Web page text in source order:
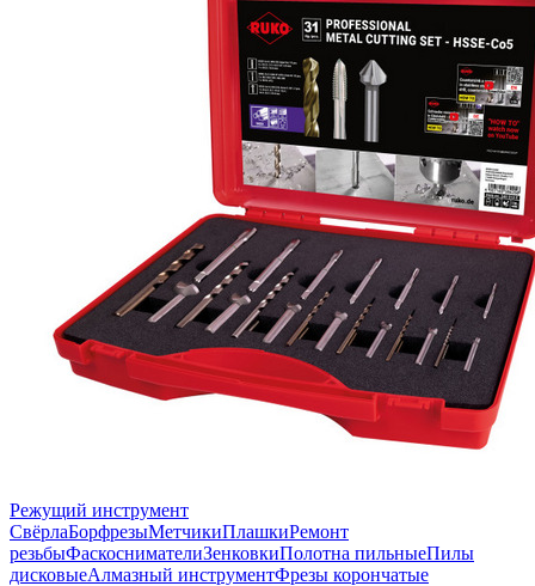
Режущий инструмент
СвёрлаБорфрезыМетчикиПлашкиРемонт
резьбыФаскоснимателиЗенковкиПолотна пильныеПилы
дисковыеАлмазный инструментФрезы корончатые